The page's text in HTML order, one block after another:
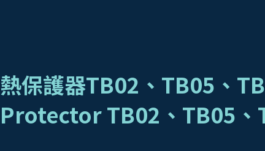
熱保護器TB02、TB05、
Protector TB02、TB05、